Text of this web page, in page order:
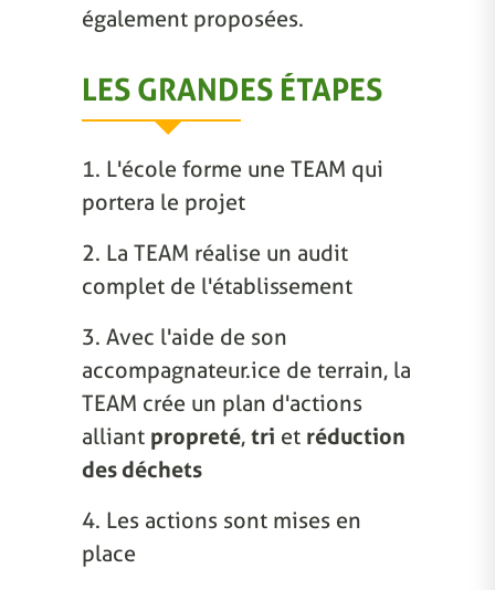
également proposées.
LES GRANDES ÉTAPES
1. L'école forme une TEAM qui
portera le projet
2. La TEAM réalise un audit
complet de l'établissement
3. Avec l'aide de son
accompagnateur.ice de terrain, la
TEAM crée un plan d'actions
alliant propreté, tri et réduction
des déchets
4. Les actions sont mises en
place